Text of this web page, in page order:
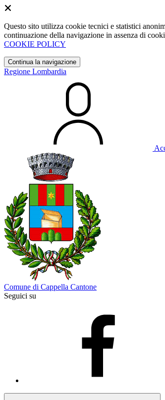
Questo sito utilizza cookie tecnici e statistici
continuazione della navigazione in assenza di
COOKIE POLICY
Continua la navigazione
Regione Lombardia
Comune di Cappella Cantone
Seguici su